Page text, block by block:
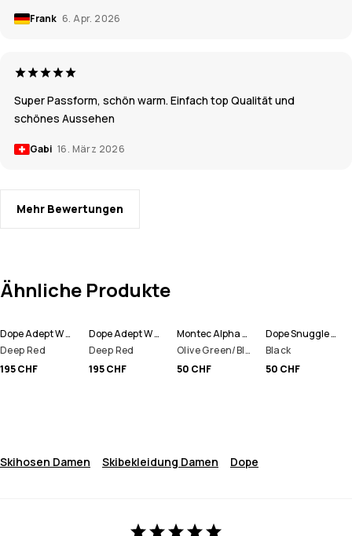
Frank 6. Apr. 2026
Super Passform, schön warm. Einfach top Qualität und
schönes Aussehen
Gabi 16. März 2026
Mehr Bewertungen
Ähnliche Produkte
Dope Adept W Snowboardjacke Damen
Deep Red
195 CHF
Dope Adept W Skijacke Damen
Deep Red
195 CHF
Montec Alpha W Funktionshose Damen
Olive Green/Black/Greenish
50 CHF
Dope Snuggle W Funktionshose Damen
Black
50 CHF
Skihosen Damen Skibekleidung Damen Dope